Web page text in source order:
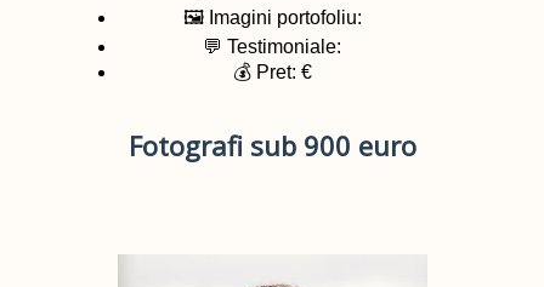
🖼️ Imagini portofoliu:
💬 Testimoniale:
💰 Pret: €
Fotografi sub 900 euro